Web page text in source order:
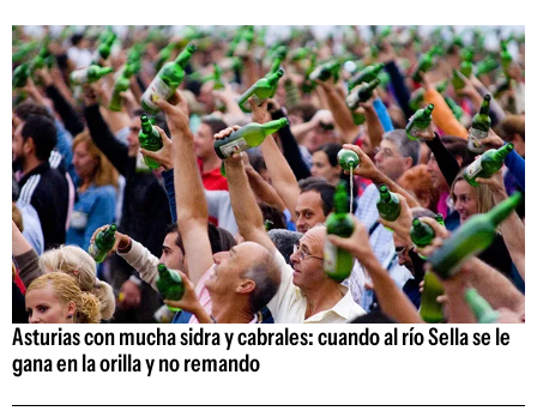
Asturias con mucha sidra y cabrales: cuando al río Sella se le
gana en la orilla y no remando